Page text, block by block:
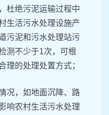
杜绝污泥运输过程中
生活污水处理设施产
污泥和污水处理站污
测不少于1次，可根
理的处理处置方式；
况，如地面沉降、路
响农村生活污水处理